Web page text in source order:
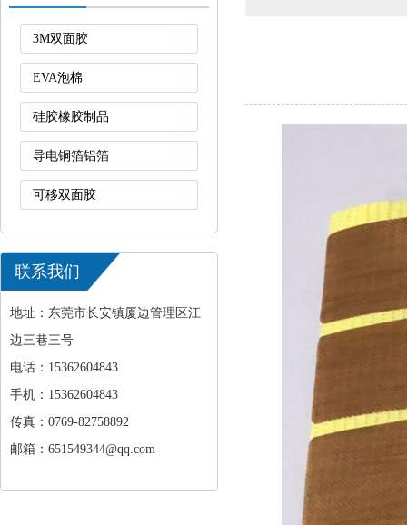
3M双面胶
EVA泡棉
硅胶橡胶制品
导电铜箔铝箔
可移双面胶
联系我们
地址：东莞市长安镇厦边管理区江
边三巷三号
电话：15362604843
手机：15362604843
传真：0769-82758892
邮箱：651549344@qq.com